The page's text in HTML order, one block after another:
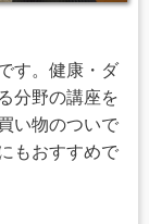
す。健康・ダ
分野の講座を
い物のついで
もおすすめで